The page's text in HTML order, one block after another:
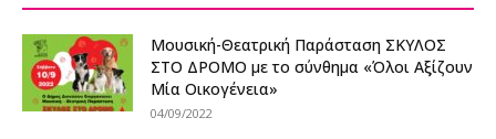
Μουσική-Θεατρική Παράσταση ΣΚΥΛΟΣ
ΣΤΟ ΔΡΟΜΟ με το σύνθημα «Όλοι Αξίζουν
Μία Οικογένεια»
04/09/2022